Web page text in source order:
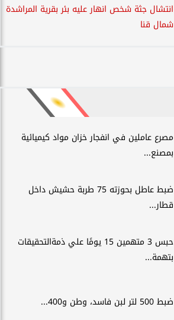
انتشال جثة شخص انهار عليه بئر بقرية المراشدة
شمال قنا
مصرع عاملين في انفجار خزان مواد كيميائية
بمصنع...
ضبط عاطل بحوزته 75 طربة حشيش داخل
قطار...
حبس 3 متهمين 15 يومًا علي ذمةالتحقيقات
بتهمة...
ضبط 500 لتر لبن فاسد، وطن و400...